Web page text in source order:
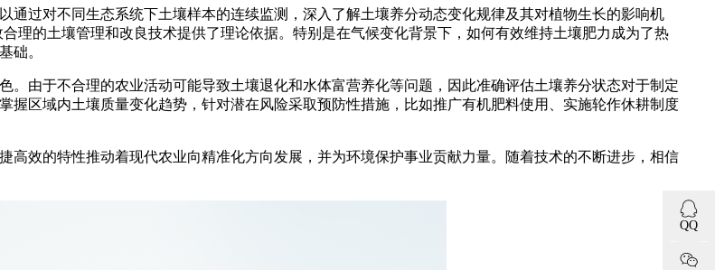
过对不同生态系统下土壤样本的连续监测，深入了解土壤养分动态变化规律及其对植物生长的影响机
理的土壤管理和改良技术提供了理论依据。特别是在气候变化背景下，如何有效维持土壤肥力成为了热
础。
由于不合理的农业活动可能导致土壤退化和水体富营养化等问题，因此准确评估土壤养分状态对于制定
区域内土壤质量变化趋势，针对潜在风险采取预防性措施，比如推广有机肥料使用、实施轮作休耕制度
效的特性推动着现代农业向精准化方向发展，并为环境保护事业贡献力量。随着技术的不断进步，相信
QQ